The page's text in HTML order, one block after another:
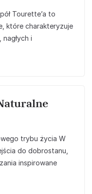
Tourette’a to
które charakteryzuje
i
trybu życia W
do dobrostanu,
inspirowane